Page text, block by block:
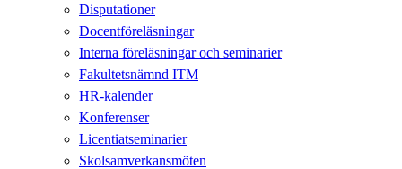
Disputationer
Docentföreläsningar
Interna föreläsningar och seminarier
Fakultetsnämnd ITM
HR-kalender
Konferenser
Licentiatseminarier
Skolsamverkansmöten